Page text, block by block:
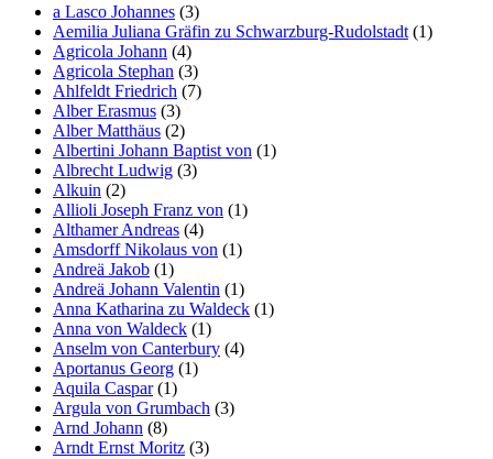
a Lasco Johannes (3)
Aemilia Juliana Gräfin zu Schwarzburg-Rudolstadt (1)
Agricola Johann (4)
Agricola Stephan (3)
Ahlfeldt Friedrich (7)
Alber Erasmus (3)
Alber Matthäus (2)
Albertini Johann Baptist von (1)
Albrecht Ludwig (3)
Alkuin (2)
Allioli Joseph Franz von (1)
Althamer Andreas (4)
Amsdorff Nikolaus von (1)
Andreä Jakob (1)
Andreä Johann Valentin (1)
Anna Katharina zu Waldeck (1)
Anna von Waldeck (1)
Anselm von Canterbury (4)
Aportanus Georg (1)
Aquila Caspar(1)
Argula von Grumbach (3)
Arnd Johann (8)
Arndt Ernst Moritz (3)